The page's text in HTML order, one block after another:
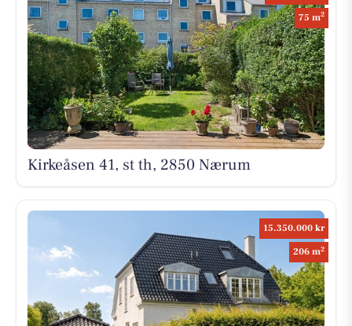
75 m2
Kirkeåsen 41, st th, 2850 Nærum
15.350.000 kr
206 m2